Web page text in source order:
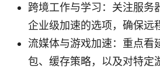
跨境工作与学习：关注服务
企业级加速的选项，确保远
流媒体与游戏加速：重点看
包、缓存策略，以及对特定